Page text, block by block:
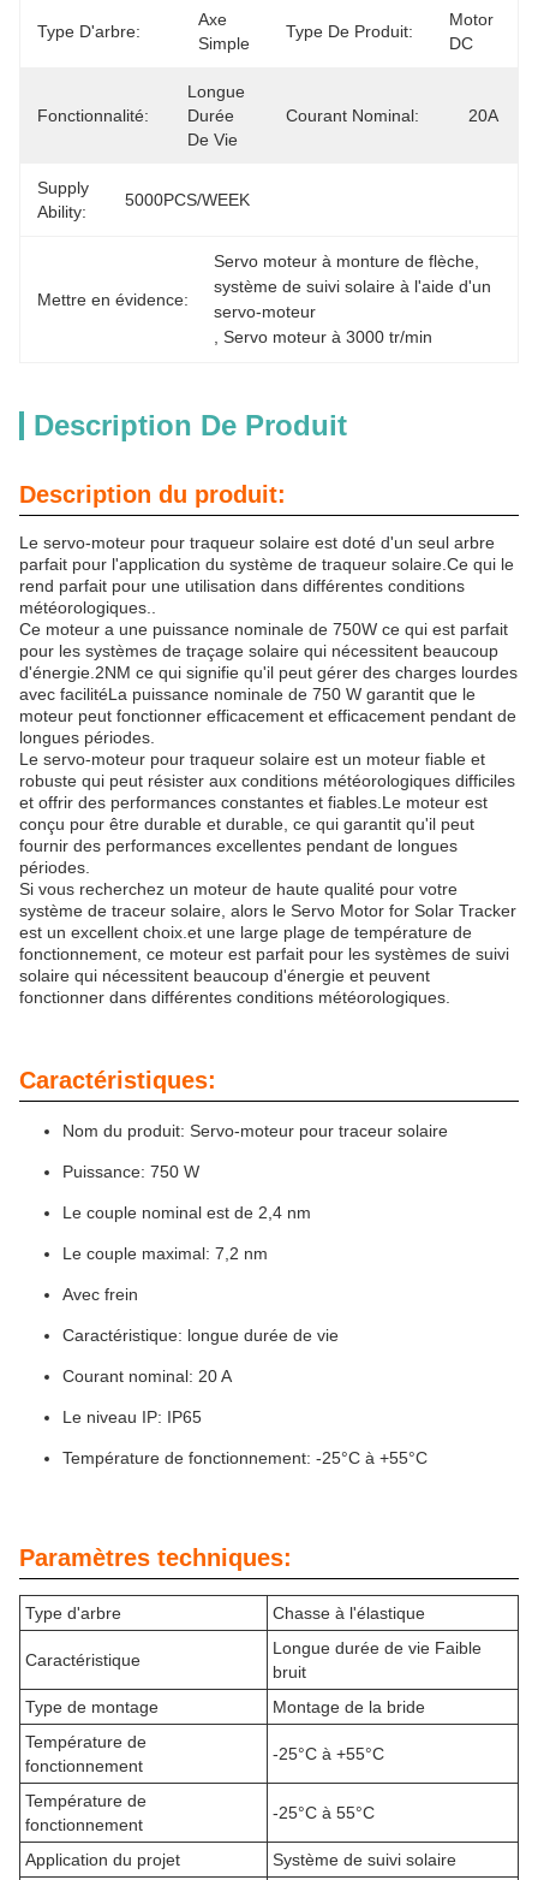
Type D'arbre:
Axe
Simple
Type De Produit:
Motor
DC
Fonctionnalité:
Longue
Durée
De Vie
Courant Nominal: 20A
Supply
Ability:
5000PCS/WEEK
Mettre en évidence:
Servo moteur à monture de flèche
système de suivi solaire à l'aide d'un
servo-moteur
, Servo moteur à 3000 tr/min
Description De Produit
Description du produit:
Le servo-moteur pour traqueur solaire est doté d'un seul arbre
parfait pour l'application du système de traqueur solaire.Ce qui le
rend parfait pour une utilisation dans différentes conditions
météorologiques..
Ce moteur a une puissance nominale de 750W ce qui est parfait
pour les systèmes de traçage solaire qui nécessitent beaucoup
d'énergie.2NM ce qui signifie qu'il peut gérer des charges lourdes
avec facilitéLa puissance nominale de 750 W garantit que le
moteur peut fonctionner efficacement et efficacement pendant de
longues périodes.
Le servo-moteur pour traqueur solaire est un moteur fiable et
robuste qui peut résister aux conditions météorologiques difficiles
et offrir des performances constantes et fiables.Le moteur est
conçu pour être durable et durable, ce qui garantit qu'il peut
fournir des performances excellentes pendant de longues
périodes.
Si vous recherchez un moteur de haute qualité pour votre
système de traceur solaire, alors le Servo Motor for Solar Tracker
est un excellent choix.et une large plage de température de
fonctionnement, ce moteur est parfait pour les systèmes de suivi
solaire qui nécessitent beaucoup d'énergie et peuvent
fonctionner dans différentes conditions météorologiques.
Caractéristiques:
Nom du produit: Servo-moteur pour traceur solaire
Puissance: 750 W
Le couple nominal est de 2,4 nm
Le couple maximal: 7,2 nm
Avec frein
Caractéristique: longue durée de vie
Courant nominal: 20 A
Le niveau IP: IP65
Température de fonctionnement: -25°C à +55°C
Paramètres techniques:
Type d'arbre Chasse à l'élastique
Caractéristique
Longue durée de vie Faible
bruit
Type de montage
Montage de la bride
Température de
fonctionnement
-25°C à +55°C
Température de
fonctionnement
-25°C à 55°C
Application du projet Système de suivi solaire